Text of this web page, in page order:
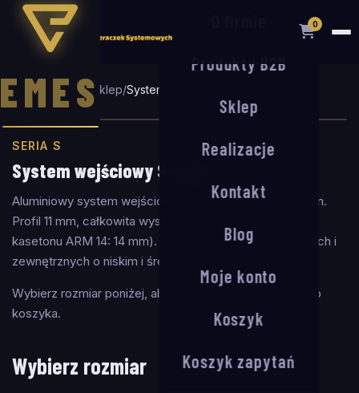
EMES
0
Produkty B2B
Sklep
Realizacje
Kontakt
Blog
Moje konto
Koszyk
Koszyk zapytań
Strona główna/Sklep/System wejściowy S-11/30
SERIA S
System wejściowy S-11/30
Aluminiowy system wejściowy z wkładem szczotkowym.
Profil 11 mm, całkowita wysokość ±15 mm (głębokość
kasetonu ARM 14: 14 mm). Do zastosowań wewnętrznych i
zewnętrznych o niskim i średnim natężeniu ruchu.
Wybierz rozmiar poniżej, aby zobaczyć cenę i dodać do
koszyka.
Wybierz rozmiar